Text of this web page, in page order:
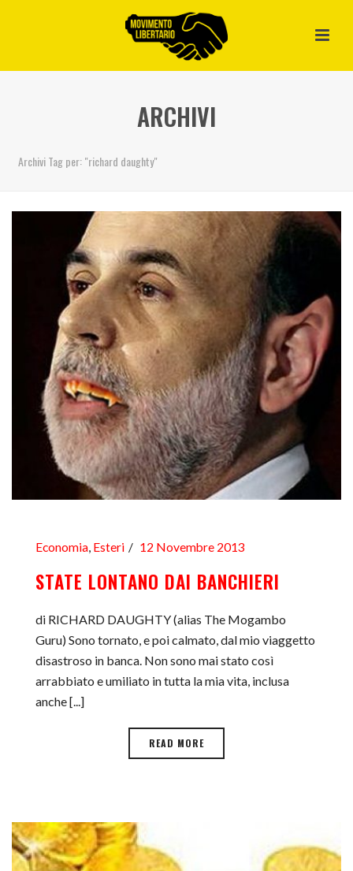
ARCHIVI
Archivi Tag per: "richard daughty"
Economia, Esteri 12 Novembre 2013
STATE LONTANO DAI BANCHIERI
di RICHARD DAUGHTY (alias The Mogambo
Guru) Sono tornato, e poi calmato, dal mio viaggetto
disastroso in banca. Non sono mai stato così
arrabbiato e umiliato in tutta la mia vita, inclusa
anche [...]
READ MORE